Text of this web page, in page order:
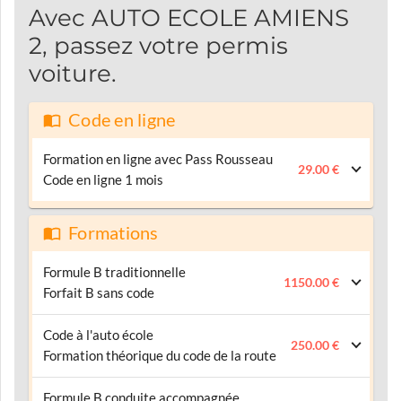
Avec AUTO ECOLE AMIENS
2, passez votre permis
voiture.
Code en ligne
Formation en ligne avec Pass Rousseau
Code en ligne 1 mois
29.00 €
Formations
Formule B traditionnelle
Forfait B sans code
1150.00 €
Code à l'auto école
Formation théorique du code de la route
250.00 €
Formule B conduite accompagnée